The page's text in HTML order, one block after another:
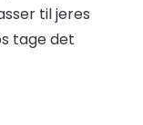
til jeres
tage det